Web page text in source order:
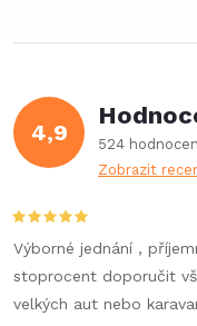
l
d
a
c
í
p
4,9
524
Zobrazit
Výborné jednání ,
stoprocent doporučit
velkých aut nebo